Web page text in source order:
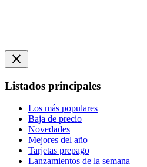
close
Listados principales
Los más populares
Baja de precio
Novedades
Mejores del año
Tarjetas prepago
Lanzamientos de la semana